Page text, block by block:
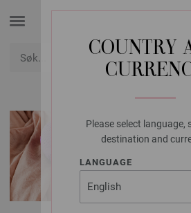
COUNTRY
Please select language,
destination and
LANGUAGE